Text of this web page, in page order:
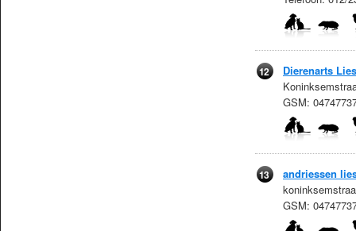
12
Dierenarts
GSM:
13
andriessen
GSM: